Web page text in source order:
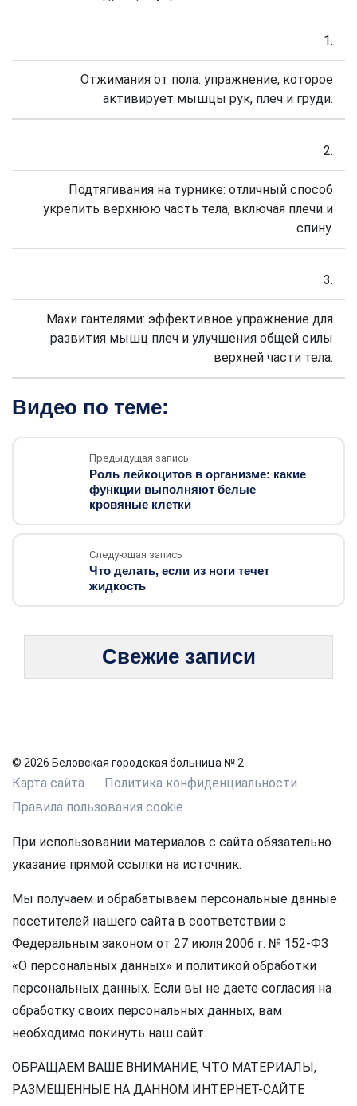
1.
Отжимания от пола: упражнение, которое
активирует мышцы рук, плеч и груди.
2.
Подтягивания на турнике: отличный способ
укрепить верхнюю часть тела, включая плечи и
спину.
3.
Махи гантелями: эффективное упражнение для
развития мышц плеч и улучшения общей силы
верхней части тела.
Видео по теме:
Предыдущая запись
Роль лейкоцитов в организме: какие
функции выполняют белые
кровяные клетки
Следующая запись
Что делать, если из ноги течет
жидкость
Свежие записи
© 2026 Беловская городская больница № 2
Карта сайта
Политика конфиденциальности
Правила пользования cookie
При использовании материалов с сайта обязательно
указание прямой ссылки на источник.
Мы получаем и обрабатываем персональные данные
посетителей нашего сайта в соответствии с
Федеральным законом от 27 июля 2006 г. № 152-ФЗ
«О персональных данных» и политикой обработки
персональных данных. Если вы не даете согласия на
обработку своих персональных данных, вам
необходимо покинуть наш сайт.
ОБРАЩАЕМ ВАШЕ ВНИМАНИЕ, ЧТО МАТЕРИАЛЫ,
РАЗМЕЩЕННЫЕ НА ДАННОМ ИНТЕРНЕТ-САЙТЕ